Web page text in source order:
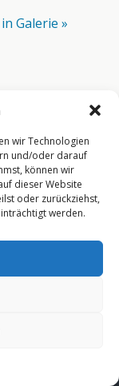
wir Technologien
und/oder darauf
können wir
dieser Website
oder zurückziehst,
werden.
Galerie »